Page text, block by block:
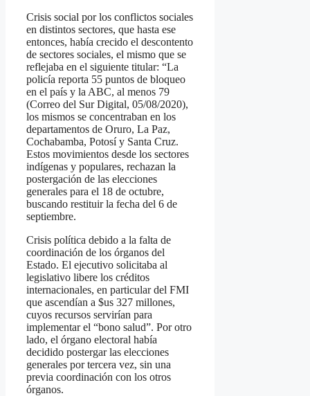
Crisis social por los conflictos sociales
en distintos sectores, que hasta ese
entonces, había crecido el descontento
de sectores sociales, el mismo que se
reflejaba en el siguiente titular: “La
policía reporta 55 puntos de bloqueo
en el país y la ABC, al menos 79
(Correo del Sur Digital, 05/08/2020),
los mismos se concentraban en los
departamentos de Oruro, La Paz,
Cochabamba, Potosí y Santa Cruz.
Estos movimientos desde los sectores
indígenas y populares, rechazan la
postergación de las elecciones
generales para el 18 de octubre,
buscando restituir la fecha del 6 de
septiembre.
Crisis política debido a la falta de
coordinación de los órganos del
Estado. El ejecutivo solicitaba al
legislativo libere los créditos
internacionales, en particular del FMI
que ascendían a $us 327 millones,
cuyos recursos servirían para
implementar el “bono salud”. Por otro
lado, el órgano electoral había
decidido postergar las elecciones
generales por tercera vez, sin una
previa coordinación con los otros
órganos.